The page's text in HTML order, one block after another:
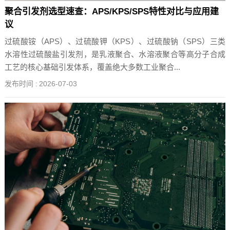
聚合引发剂选型速查：APS/KPS/SPS特性对比与应用建
议
过硫酸铵（APS）、过硫酸钾（KPS）、过硫酸钠（SPS）三类
水溶性过硫酸盐引发剂，是乳液聚合、水溶液聚合等高分子合成
工艺的核心基础引发体系，覆盖绝大多数工业聚合...
发布时间 : 2026-07-03